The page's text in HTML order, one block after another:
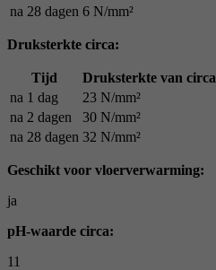
na 28 dagen 6 N/mm²
Druksterkte circa:
Tijd
Druksterkte van circa
na 1 dag
23 N/mm²
na 2 dagen
30 N/mm²
na 28 dagen 32 N/mm²
Geschikt voor vloerverwarming:
ja
pH-waarde circa:
11